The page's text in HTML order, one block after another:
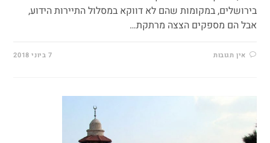
בירושלים, במקומות שהם לא דווקא במסלול התיירות הידוע,
אבל הם מספקים הצצה מרתקת…
אין תגובות 7 ביוני 2018